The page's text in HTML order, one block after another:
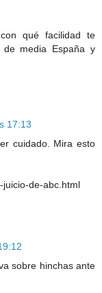
qué facilidad te
media España y
17:13
cuidado. Mira esto
juicio-de-abc.html
sobre hinchas ante